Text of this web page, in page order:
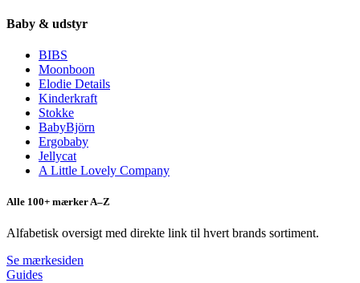
Baby & udstyr
BIBS
Moonboon
Elodie Details
Kinderkraft
Stokke
BabyBjörn
Ergobaby
Jellycat
A Little Lovely Company
Alle 100+ mærker A–Z
Alfabetisk oversigt med direkte link til hvert brands sortiment.
Se mærkesiden
Guides